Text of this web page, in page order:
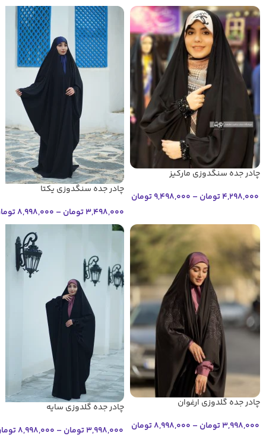
چادر جده سنگدوزی مارکیز
4,298,000تومان –
9,498,000تومان
چادر جده سنگدوزی یکتا
3,498,000 تومان –
8,998,000
چادر جده گلدوزی ارغوان
3,998,000 تومان –
8,998,000 تومان
چادر جده گلدوزی سایه
3,998,000 تومان –
8,998,000